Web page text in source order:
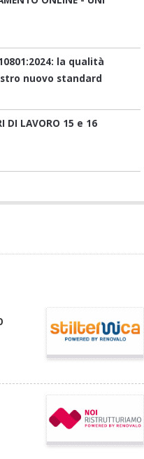
10801:2024: la qualità
nuovo standard
DI LAVORO 15 e 16